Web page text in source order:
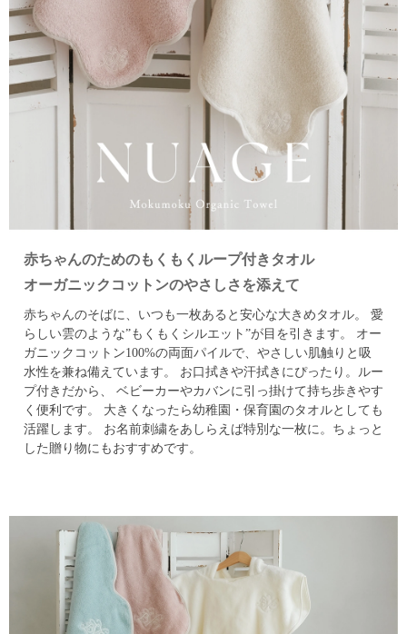
赤ちゃんのためのもくもくループ付きタオル
オーガニックコットンのやさしさを添えて
赤ちゃんのそばに、いつも一枚あると安心な大きめタオル。
愛
らしい雲のような”もくもくシルエット”が目を引きます。
オー
ガニックコットン100%の両面パイルで、やさしい肌触りと吸
水性を兼ね備えています。
お口拭きや汗拭きにぴったり。ルー
プ付きだから、
ベビーカーやカバンに引っ掛けて持ち歩きやす
く便利です。
大きくなったら幼稚園・保育園のタオルとしても
活躍します。
お名前刺繍をあしらえば特別な一枚に。ちょっと
した贈り物にもおすすめです。